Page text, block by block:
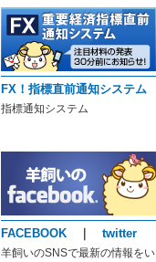
FX！指標直前通知システム
指標通知システム
FACEBOOK twitter
羊飼いのSNSで最新の情報をい